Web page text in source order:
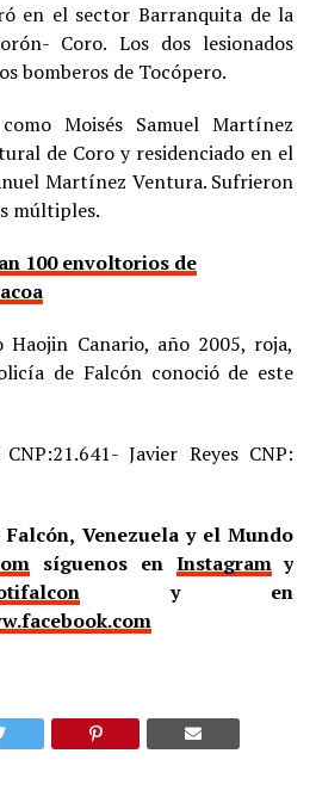
en el sector Barranquita de la
Coro. Los dos lesionados
bomberos de Tocópero.
Moisés Samuel Martínez
de Coro y residenciado en el
Martínez Ventura. Sufrieron
múltiples.
100 envoltorios de
Canario, año 2005, roja,
de Falcón conoció de este
Javier Reyes CNP:
Venezuela y el Mundo
síguenos en Instagramy
y en